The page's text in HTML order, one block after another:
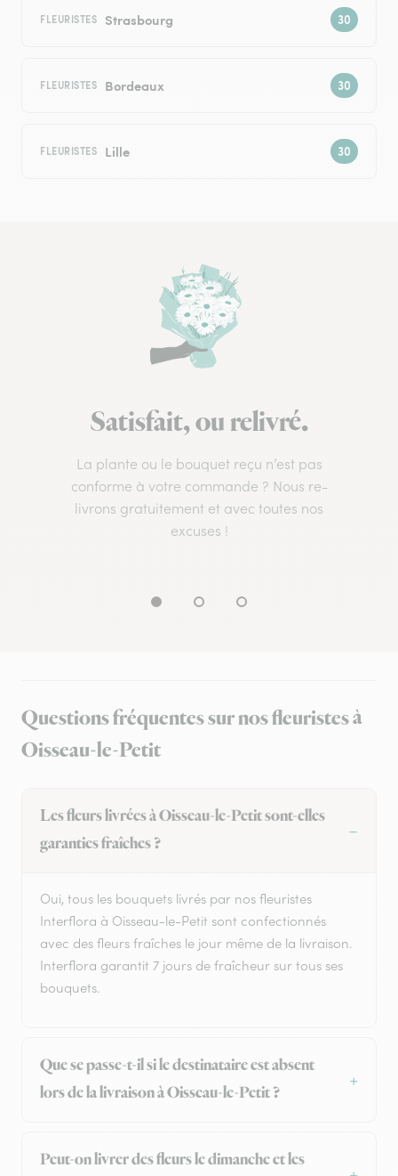
FLEURISTES Strasbourg
FLEURISTES Bordeaux
FLEURISTES Lille
Satisfait, ou relivré.
La plante ou le bouquet reçu n’est pas
conforme à votre commande ? Nous re-
livrons gratuitement et avec toutes nos
excuses !
Questions fréquentes sur nos fleuristes à
Oisseau-le-Petit
Les fleurs livrées à Oisseau-le-Petit sont-elles
garanties fraîches ?
Oui, tous les bouquets livrés par nos fleuristes
Interflora à Oisseau-le-Petit sont confectionnés
avec des fleurs fraîches le jour même de la livraison.
Interflora garantit 7 jours de fraîcheur sur tous ses
bouquets.
Que se passe-t-il si le destinataire est absent
lors de la livraison à Oisseau-le-Petit ?
Peut-on livrer des fleurs le dimanche et les